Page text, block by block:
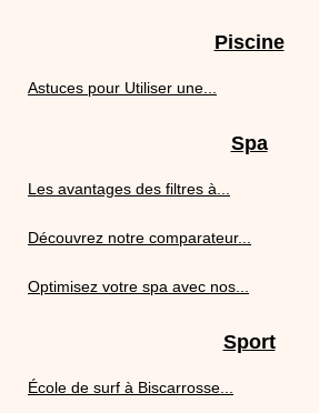
Piscine
Astuces pour Utiliser une...
Spa
Les avantages des filtres à...
Découvrez notre comparateur...
Optimisez votre spa avec nos...
Sport
École de surf à Biscarrosse...